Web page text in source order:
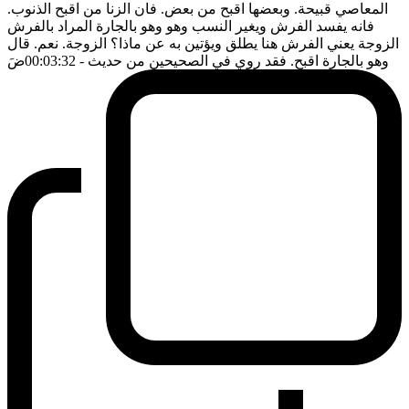
المعاصي قبيحة. وبعضها اقبح من بعض. فان الزنا من اقبح الذنوب.
فانه يفسد الفرش ويغير النسب وهو وهو بالجارة المراد بالفرش
الزوجة يعني الفرش هنا يطلق ويؤتين به عن ماذا؟ الزوجة. نعم. قال
وهو بالجارة اقبح. فقد روي في الصحيحين من حديث - 00:03:32 ضَ